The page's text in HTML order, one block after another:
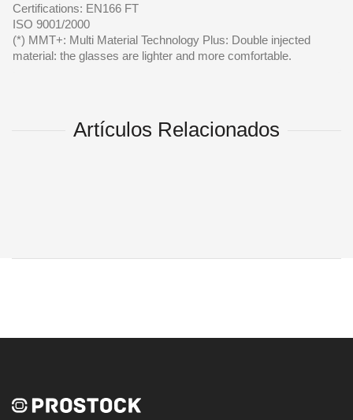
Certifications: EN166 FT
ISO 9001/2000
(*) MMT+: Multi Material Technology Plus: Double injected
material: the glasses are lighter and more comfortable.
Artículos Relacionados